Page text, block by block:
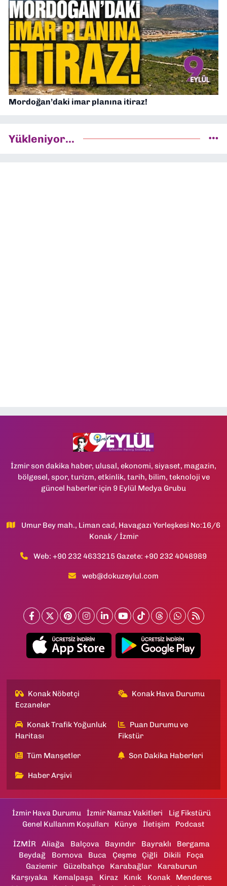
Mordoğan’daki imar planına itiraz!
Yükleniyor...
İzmir son dakika haber, ulusal, ekonomi, siyaset, magazin,
bölgesel, spor, turizm, etkinlik, tarih, bilim, teknoloji ve
güncel haberler için 9 Eylül Medya Grubu
Umur Bey mah., Liman cad, Havagazı Yerleşkesi No:16/6
Konak / İzmir
Web: +90 232 4633215 Gazete: +90 232 4048989
web@dokuzeylul.com
Konak Nöbetçi
Eczaneler
Konak Hava Durumu
Konak Trafik Yoğunluk
Haritası
Puan Durumu ve
Fikstür
Tüm Manşetler Son Dakika Haberleri
Haber Arşivi
İzmir Hava Durumu İzmir Namaz Vakitleri
Lig Fikstürü
Genel Kullanım Koşulları
Künye İletişim Podcast
İZMİR Aliağa Balçova Bayındır Bayraklı
Bergama
Beydağ
Bornova Buca Çeşme Çiğli Dikili
Foça
Gaziemir
Güzelbahçe Karabağlar
Karaburun
Karşıyaka
Kemalpaşa Kiraz Kınık Konak
Menderes